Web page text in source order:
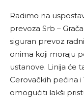
Radimo na
prevoza Srb –
siguran prevoz
onima koji moraju
ustanove. Linija će
Cerovačkih pećina
omogućiti lakši